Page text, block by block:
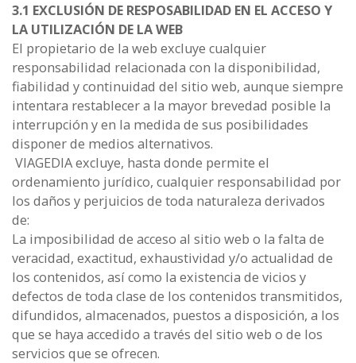
3.1 EXCLUSIÓN DE RESPOSABILIDAD EN EL ACCESO Y
LA UTILIZACIÓN DE LA WEB
El propietario de la web excluye cualquier
responsabilidad relacionada con la disponibilidad,
fiabilidad y continuidad del sitio web, aunque siempre
intentara restablecer a la mayor brevedad posible la
interrupción y en la medida de sus posibilidades
disponer de medios alternativos.
VIAGEDIA excluye, hasta donde permite el
ordenamiento jurídico, cualquier responsabilidad por
los daños y perjuicios de toda naturaleza derivados
de:
La imposibilidad de acceso al sitio web o la falta de
veracidad, exactitud, exhaustividad y/o actualidad de
los contenidos, así como la existencia de vicios y
defectos de toda clase de los contenidos transmitidos,
difundidos, almacenados, puestos a disposición, a los
que se haya accedido a través del sitio web o de los
servicios que se ofrecen.